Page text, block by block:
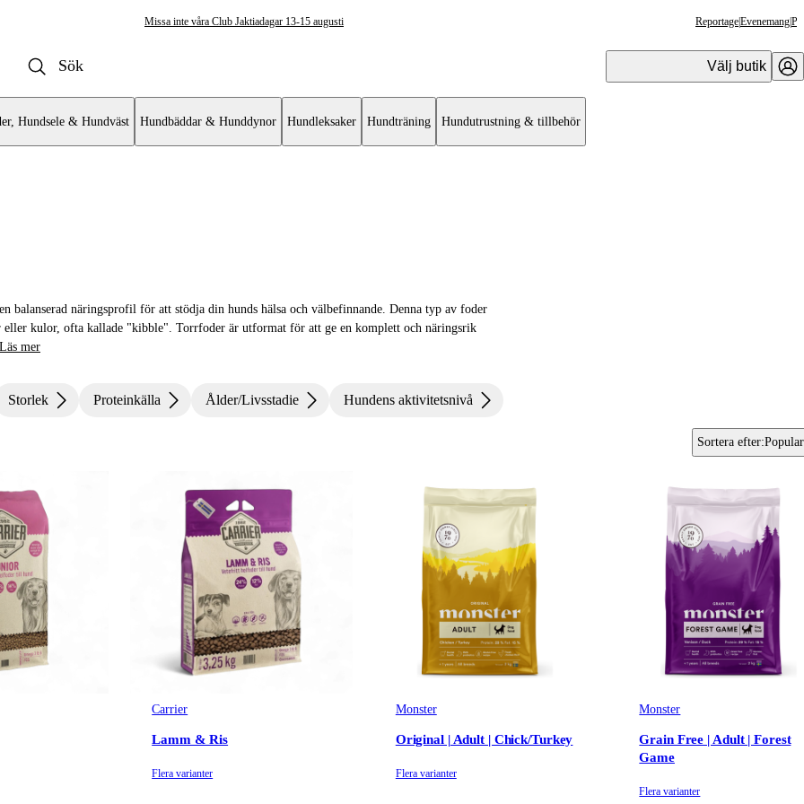
Missa inte våra Club Jaktiadagar 13-15 augusti ReportageEvenemang
Välj butik
Hundsele & Hundväst Hundbäddar & Hunddynor Hundleksaker Hundträning Hundutrustning & tillbehör
balanserad näringsprofil för att stödja din hunds hälsa och välbefinnande. Denna typ av foder
eller kulor, ofta kallade "kibble". Torrfoder är utformat för att ge en komplett och näringsrik
Läs mer
Storlek Proteinkälla Ålder/Livsstadie Hundens aktivitetsnivå
Sortera efter:
Carrier
Lamm & Ris
Flera varianter
Monster
Original | Adult | Chick/Turkey
Flera varianter
Monster
Grain Free | Adult | Forest
Game
Flera varianter